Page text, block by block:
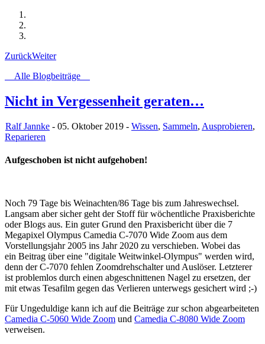
ZurückWeiter
Alle Blogbeiträge
Nicht in Vergessenheit geraten…
Ralf Jannke - 05. Oktober 2019 - Wissen, Sammeln, Ausprobieren,
Reparieren
Aufgeschoben ist nicht aufgehoben!
Noch 79 Tage bis Weinachten/86 Tage bis zum Jahreswechsel.
Langsam aber sicher geht der Stoff für wöchentliche Praxisberichte
oder Blogs aus. Ein guter Grund den Praxisbericht über die 7
Megapixel Olympus Camedia C-7070 Wide Zoom aus dem
Vorstellungsjahr 2005 ins Jahr 2020 zu verschieben. Wobei das
ein Beitrag über eine "digitale Weitwinkel-Olympus" werden wird,
denn der C-7070 fehlen Zoomdrehschalter und Auslöser. Letzterer
ist problemlos durch einen abgeschnittenen Nagel zu ersetzen, der
mit etwas Tesafilm gegen das Verlieren unterwegs gesichert wird ;-)
Für Ungeduldige kann ich auf die Beiträge zur schon abgearbeiteten
Camedia C-5060 Wide Zoom und Camedia C-8080 Wide Zoom
verweisen.